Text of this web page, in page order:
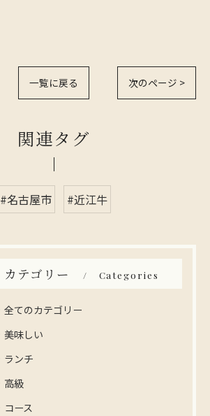
一覧に戻る 次のページ >
関連タグ
#名古屋市 #近江牛
カテゴリー Categories
全てのカテゴリー
美味しい
ランチ
高級
コース